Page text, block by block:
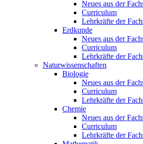
Neues aus der
Curriculum
Lehrkräfte der
Erdkunde
Neues aus der
Curriculum
Lehrkräfte der
Naturwissenschaften
Biologie
Neues aus der
Curriculum
Lehrkräfte der
Chemie
Neues aus der
Curriculum
Lehrkräfte der